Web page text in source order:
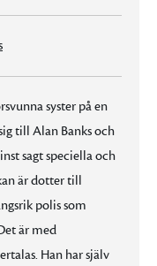
syster på en
till Alan Banks och
sagt speciella och
är dotter till
polis som
är med
Han har själv